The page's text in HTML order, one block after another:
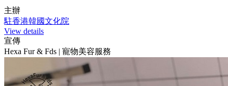
主辦
駐香港韓國文化院
View details
宣傳
Hexa Fur & Fds | 寵物美容服務